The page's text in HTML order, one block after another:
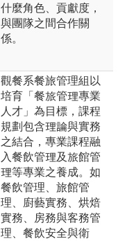
什麼角色、貢獻度，
與團隊之間合作關
係。
觀餐系餐旅管理組以
培育「餐旅管理專業
人才」為目標，課程
規劃包含理論與實務
之結合，專業課程融
入餐飲管理及旅館管
理等專業之養成。如
餐飲管理、旅館管
理、廚藝實務、烘焙
實務、房務與客務管
理、餐飲安全與衛